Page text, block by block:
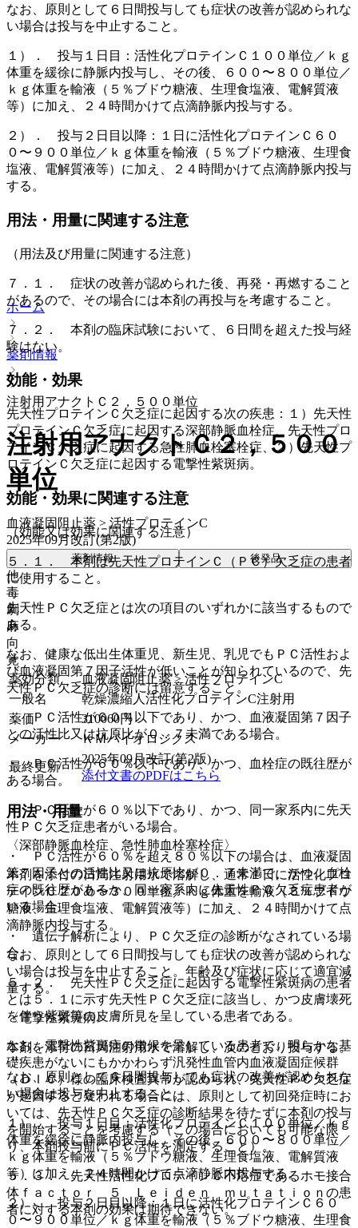
なお、原則として６日間投与しても症状の改善が認められな
い場合は投与を中止すること。
１）． 投与１日目：活性化プロテインＣ１００単位／ｋｇ
体重を緩徐に静脈内投与し、その後、６００〜８００単位／
ｋｇ体重を輸液（５％ブドウ糖液、生理食塩液、電解質液
等）に加え、２４時間かけて点滴静脈内投与する。
２）． 投与２日目以降：１日に活性化プロテインＣ６０
０〜９００単位／ｋｇ体重を輸液（５％ブドウ糖液、生理食
塩液、電解質液等）に加え、２４時間かけて点滴静脈内投与
する。
用法・用量に関連する注意
（用法及び用量に関連する注意）
７．１． 症状の改善が認められた後、再発・再燃すること
があるので、その場合には本剤の再投与を考慮すること。
７．２． 本剤の臨床試験において、６日間を超えた投与経
験はない。
効能・効果
先天性プロテインＣ欠乏症に起因する次の疾患：１）先天性
プロテインＣ欠乏症に起因する深部静脈血栓症、先天性プロ
テインＣ欠乏症に起因する急性肺血栓塞栓症、２）先天性プ
ロテインＣ欠乏症に起因する電撃性紫斑病。
効能・効果に関連する注意
（効能又は効果に関連する注意）
５．１． 本剤は先天性プロテインＣ（ＰＣ）欠乏症の患者
に使用すること。
先天性ＰＣ欠乏症とは次の項目のいずれかに該当するもので
ある。
なお、健康な低出生体重児、新生児、乳児でもＰＣ活性およ
び血液凝固第７因子活性が低いことが知られているので、先
天性ＰＣ欠乏症の診断には留意すること。
・ ＰＣ活性が６０％以下であり、かつ、血液凝固第７因子
との活性比又は抗原比が０．７未満である場合。
・ ＰＣ活性が６０％以下であり、かつ、血栓症の既往歴が
ある場合。
・ ＰＣ活性が６０％以下であり、かつ、同一家系内に先天
性ＰＣ欠乏症患者がいる場合。
・ ＰＣ活性が６０％を超え８０％以下の場合は、血液凝固
第７因子との活性比又は抗原比が０．７未満で、かつ、血栓
症の既往歴があるか、同一家系内に先天性ＰＣ欠乏症患者が
いる場合。
・ 遺伝子解析により、ＰＣ欠乏症の診断がなされている場
合。
５．２． 先天性ＰＣ欠乏症に起因する電撃性紫斑病の患者
とは５．１に示す先天性ＰＣ欠乏症に該当し、かつ皮膚壊死
を伴う紫斑等の皮膚所見を呈している患者である。
なお、電撃性紫斑病の徴候を呈している患者で、明らかな基
礎疾患がないにもかかわらず汎発性血管内血液凝固症候群
（ＤＩＣ）様の臨床検査異常が認められ、先天性ＰＣ欠乏症
が起因すると疑われる場合には、原則として初回発症時にお
いては、先天性ＰＣ欠乏症の診断結果を待たずに本剤の投与
を開始することを考慮する（この場合においても可能な限
り、本剤投与前にＰＣ活性を測定すること）。
５．３． 先天性活性化プロテインＣ不応症であるホモ接合
体ｆａｃｔｏｒ ５ Ｌｅｉｄｅｎ ｍｕｔａｔｉｏｎの患
者に対する本剤の効果は期待できない。
ホーム
薬剤情報
注射用アナクトＣ２，５００単位
注射用アナクトＣ２，５００
単位
血液凝固阻止薬 > 活性プロテインC
2025年09月改訂(第2版)
薬剤情報 後発品
他
毒
劇
麻
向
覚
薬効分類
血液凝固阻止薬 > 活性プロテインC
一般名
乾燥濃縮人活性化プロテインC注射用
薬価
310060円
メーカー
ＫＭバイオロジクス
最終更新
2025年09月改訂(第2版)
添付文書のPDFはこちら
用法・用量
〈深部静脈血栓症、急性肺血栓塞栓症〉
本剤を添付の日局注射用水で溶解し、通常１日に活性化プロ
テインＣ２００〜３００単位／ｋｇ体重を輸液（５％ブドウ
糖液、生理食塩液、電解質液等）に加え、２４時間かけて点
滴静脈内投与する。
なお、原則として６日間投与しても症状の改善が認められな
い場合は投与を中止すること。年齢及び症状に応じて適宜減
量する。
〈電撃性紫斑病〉
本剤を添付の日局注射用水で溶解し、次のとおり投与する。
なお、原則として６日間投与しても症状の改善が認められな
い場合は投与を中止すること。
１）． 投与１日目：活性化プロテインＣ１００単位／ｋｇ
体重を緩徐に静脈内投与し、その後、６００〜８００単位／
ｋｇ体重を輸液（５％ブドウ糖液、生理食塩液、電解質液
等）に加え、２４時間かけて点滴静脈内投与する。
２）． 投与２日目以降：１日に活性化プロテインＣ６０
０〜９００単位／ｋｇ体重を輸液（５％ブドウ糖液、生理食